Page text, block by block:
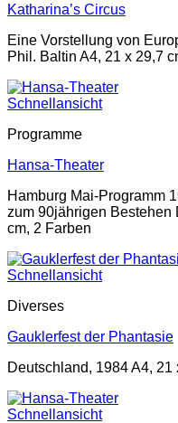
Katharina’s Circus
Eine Vorstellung von
Phil. Baltin A4, 21 x 29,7
Schnellansicht
Programme
Hansa-Theater
Hamburg Mai-Programm
zum 90jährigen Bestehen
cm, 2 Farben
Schnellansicht
Diverses
Gauklerfest der Phantasie
Deutschland, 1984 A4,
Schnellansicht